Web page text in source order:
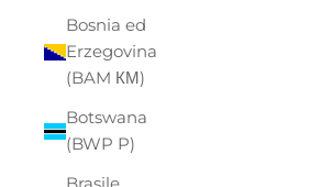
Bosnia ed
Erzegovina
(BAM КМ)
Botswana
(BWP P)